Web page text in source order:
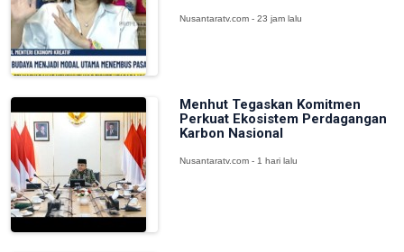
Nusantaratv.com - 23 jam lalu
Menhut Tegaskan Komitmen
Perkuat Ekosistem Perdagangan
Karbon Nasional
Nusantaratv.com - 1 hari lalu